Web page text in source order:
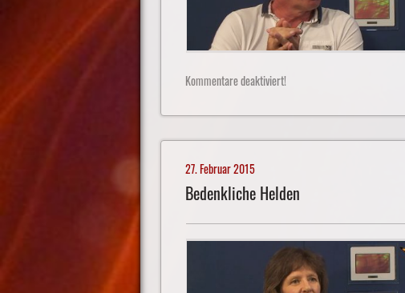
Kommentare deaktiviert!
27. Februar 2015
Bedenkliche Helden